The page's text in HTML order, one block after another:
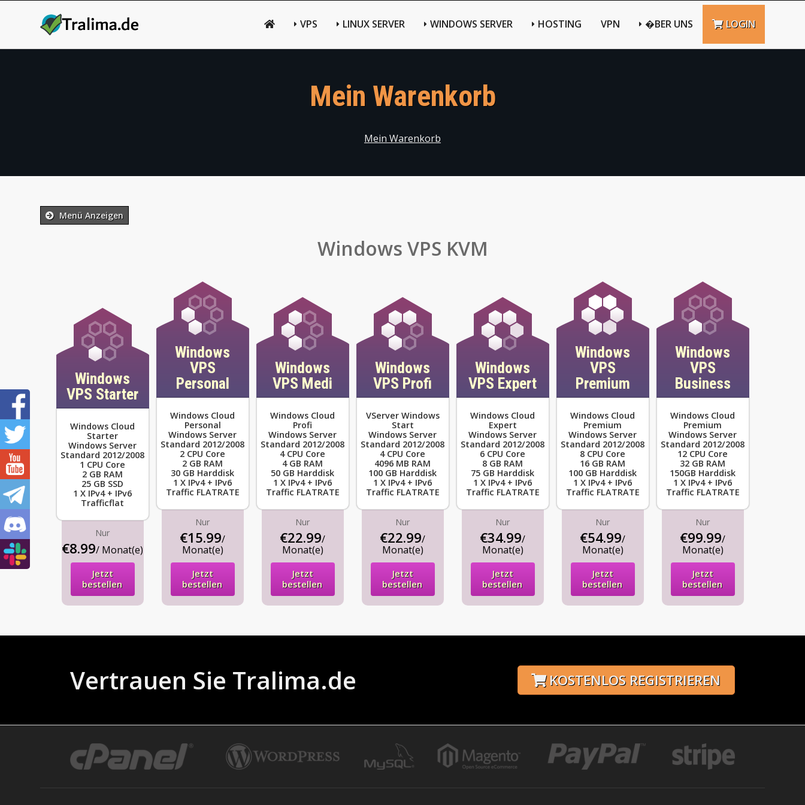
VPS LINUX SERVER WINDOWS SERVER HOSTING VPN �BER UNS LOGIN
Mein Warenkorb
Mein Warenkorb
Menü Anzeigen
Windows VPS KVM
Windows
VPS Starter
Windows Cloud
Starter
Windows Server
Standard 2012/2008
1 CPU Core
2 GB RAM
25 GB SSD
1 X IPv4 + IPv6
Trafficflat
Nur
€8.99/ Monat(e)
Jetzt
bestellen
Windows
VPS
Personal
Windows Cloud
Personal
Windows Server
Standard 2012/2008
2 CPU Core
2 GB RAM
30 GB Harddisk
1 X IPv4 + IPv6
Traffic FLATRATE
Nur
€15.99/
Monat(e)
Jetzt
bestellen
Windows
VPS Medi
Windows Cloud
Profi
Windows Server
Standard 2012/2008
4 CPU Core
4 GB RAM
50 GB Harddisk
1 X IPv4 + IPv6
Traffic FLATRATE
Nur
€22.99/
Monat(e)
Jetzt
bestellen
Windows
VPS Profi
VServer Windows
Start
Windows Server
Standard 2012/2008
4 CPU Core
4096 MB RAM
100 GB Harddisk
1 X IPv4 + IPv6
Traffic FLATRATE
Nur
€22.99/
Monat(e)
Jetzt
bestellen
Windows
VPS Expert
Windows Cloud
Expert
Windows Server
Standard 2012/2008
6 CPU Core
8 GB RAM
75 GB Harddisk
1 X IPv4 + IPv6
Traffic FLATRATE
Nur
€34.99/
Monat(e)
Jetzt
bestellen
Windows
VPS
Premium
Windows Cloud
Premium
Windows Server
Standard 2012/2008
8 CPU Core
16 GB RAM
100 GB Harddisk
1 X IPv4 + IPv6
Traffic FLATRATE
Nur
€54.99/
Monat(e)
Jetzt
bestellen
Windows
VPS
Business
Windows Cloud
Premium
Windows Server
Standard 2012/2008
12 CPU Core
32 GB RAM
150GB Harddisk
1 X IPv4 + IPv6
Traffic FLATRATE
Nur
€99.99/
Monat(e)
Jetzt
bestellen
Vertrauen Sie Tralima.de KOSTENLOS REGISTRIEREN